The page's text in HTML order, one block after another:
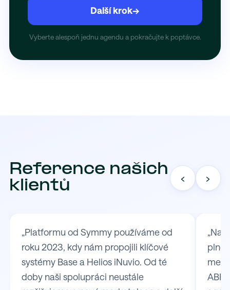
Další krok→
Vyberte alespoň jednu agendu a pokračujte k poptávce.
Reference našich
klientů
‹ ›
„Platformu od Symmy používáme od
roku 2023, kdy nám propojili klíčové
systémy Base a Helios iNuvio. Od té
doby naši spolupráci neustále
„Na
plně
mezi